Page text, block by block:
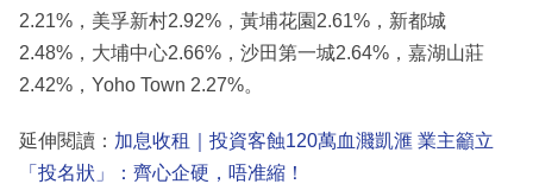
2.21%，美孚新村2.92%，黃埔花園2.61%，新都城
2.48%，大埔中心2.66%，沙田第一城2.64%，嘉湖山莊
2.42%，Yoho Town 2.27%。
延伸閱讀： 加息收租｜投資客蝕120萬血濺凱滙 業主籲立
「投名狀」：齊心企硬，唔准縮！